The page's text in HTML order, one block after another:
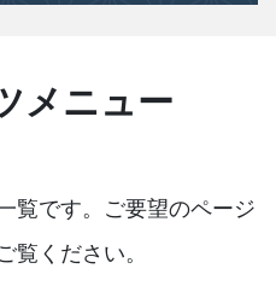
メニュー
覧です。ご要望のページ
覧ください。